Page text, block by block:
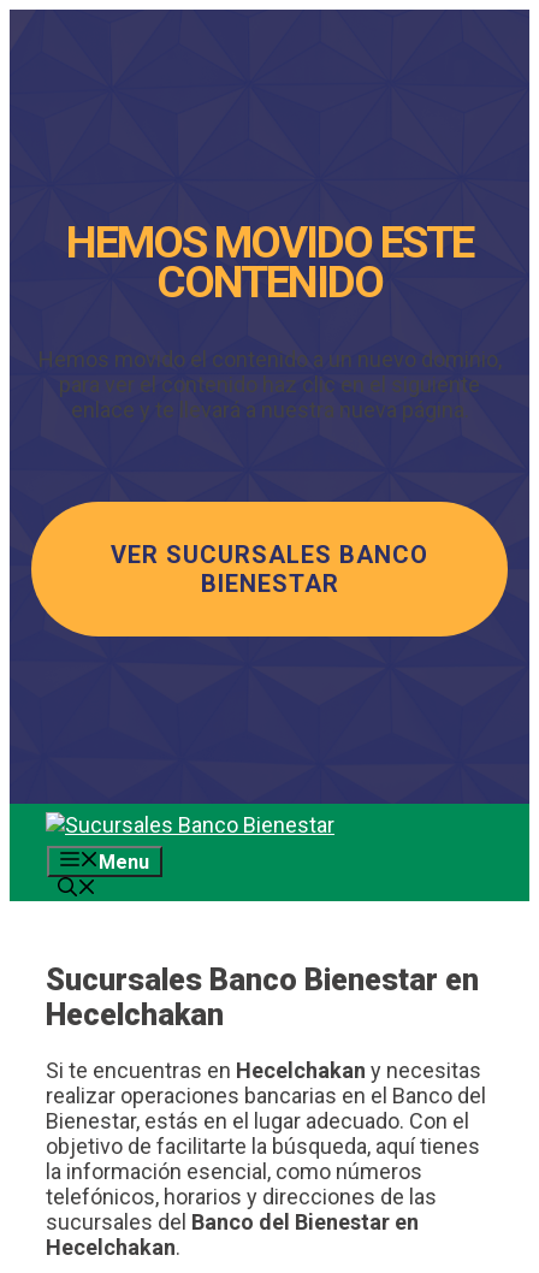
HEMOS MOVIDO ESTE
CONTENIDO
Hemos movido el contenido a un nuevo dominio,
para ver el contenido haz clic en el siguiente
enlace y te llevará a nuestra nueva página.
VER SUCURSALES BANCO
BIENESTAR
Saltar
contenidoMenu
Sucursales Banco Bienestar en
Hecelchakan
Si te encuentras en Hecelchakan y necesitas
realizar operaciones bancarias en el Banco del
Bienestar, estás en el lugar adecuado. Con el
objetivo de facilitarte la búsqueda, aquí tienes
la información esencial, como números
telefónicos, horarios y direcciones de las
sucursales del Banco del Bienestar en
Hecelchakan.